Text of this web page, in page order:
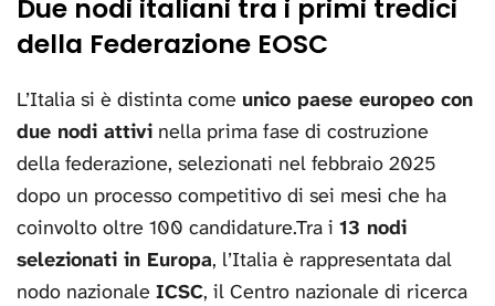
Due nodi italiani tra i primi tredici
della Federazione EOSC
L’Italia si è distinta come unico paese europeo con
due nodi attivi nella prima fase di costruzione
della federazione, selezionati nel febbraio 2025
dopo un processo competitivo di sei mesi che ha
coinvolto oltre 100 candidature.Tra i 13 nodi
selezionati in Europa, l’Italia è rappresentata dal
nodo nazionale ICSC, il Centro nazionale di ricerca